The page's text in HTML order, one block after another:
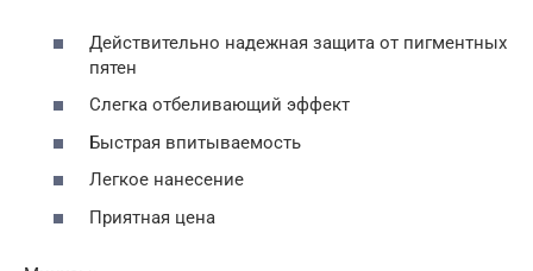
Действительно надежная защита от пигментных
пятен
Слегка отбеливающий эффект
Быстрая впитываемость
Легкое нанесение
Приятная цена